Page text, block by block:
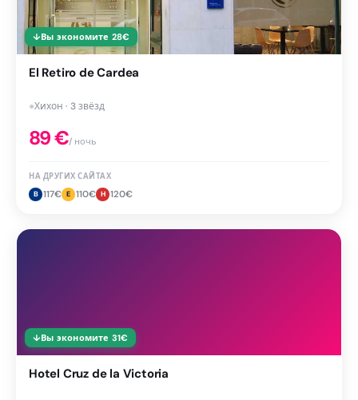
↓Вы экономите 28€
El Retiro de Cardea
●Хихон · 3 звёзд
89€/ ночь
НА ДРУГИХ САЙТАХ
B 117€ E 110€ H 120€
↓Вы экономите 31€
Hotel Cruz de la Victoria